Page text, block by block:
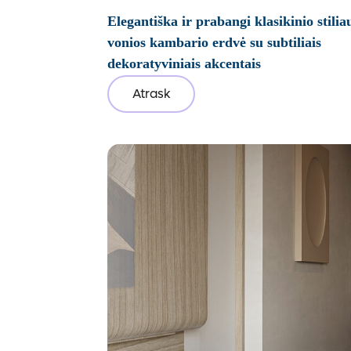
Elegantiška ir prabangi klasikinio
vonios kambario erdvė su subtiliais
dekoratyviniais akcentais
Atrask